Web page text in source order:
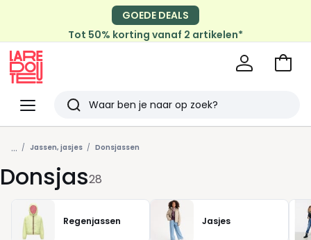
GOEDE DEALS
Tot 50% korting vanaf 2 artikelen*
Menu
Redoute
Zoeken
Laatst
bekeken
Naar
... Jassen, jasjes Donsjassen
Donsjas28
Regenjassen Jasjes